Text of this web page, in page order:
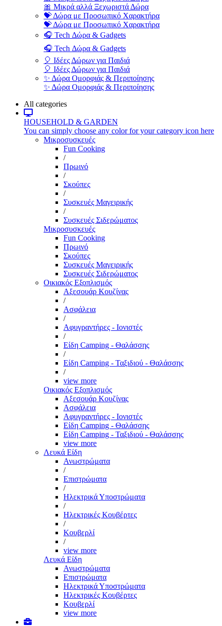
🎀 Μικρά αλλά Ξεχωριστά Δώρα
💝 Δώρα με Προσωπικό Χαρακτήρα
💝 Δώρα με Προσωπικό Χαρακτήρα
🎧 Tech Δώρα & Gadgets
🎧 Tech Δώρα & Gadgets
🎈 Ιδέες Δώρων για Παιδιά
🎈 Ιδέες Δώρων για Παιδιά
✨ Δώρα Ομορφιάς & Περιποίησης
✨ Δώρα Ομορφιάς & Περιποίησης
All categories
HOUSEHOLD & GARDEN
You can simply choose any color for your category icon here
Μικροσυσκευές
Fun Cooking
/
Πρωινό
/
Σκούπες
/
Συσκευές Μαγειρικής
/
Συσκευές Σιδερώματος
Μικροσυσκευές
Fun Cooking
Πρωινό
Σκούπες
Συσκευές Μαγειρικής
Συσκευές Σιδερώματος
Οικιακός Εξοπλισμός
Αξεσουάρ Κουζίνας
/
Ασφάλεια
/
Αφυγραντήρες - Ιονιστές
/
Είδη Camping - Θαλάσσης
/
Είδη Camping - Ταξιδιού - Θαλάσσης
/
view more
Οικιακός Εξοπλισμός
Αξεσουάρ Κουζίνας
Ασφάλεια
Αφυγραντήρες - Ιονιστές
Είδη Camping - Θαλάσσης
Είδη Camping - Ταξιδιού - Θαλάσσης
view more
Λευκά Είδη
Ανωστρώματα
/
Επιστρώματα
/
Ηλεκτρικά Υποστρώματα
/
Ηλεκτρικές Κουβέρτες
/
Κουβερλί
/
view more
Λευκά Είδη
Ανωστρώματα
Επιστρώματα
Ηλεκτρικά Υποστρώματα
Ηλεκτρικές Κουβέρτες
Κουβερλί
view more